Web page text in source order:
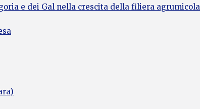
e dei Gal nella crescita della filiera